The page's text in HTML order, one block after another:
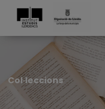
Col·leccions